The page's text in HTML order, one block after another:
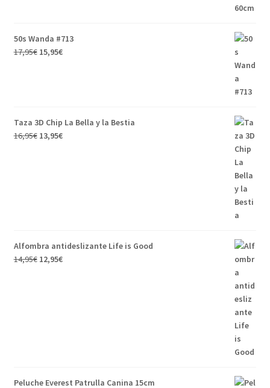
50s Wanda #713
17,95€ 15,95€
Taza 3D Chip La Bella y la Bestia
16,95€ 13,95€
Alfombra antideslizante Life is Good
14,95€ 12,95€
Peluche Everest Patrulla Canina 15cm